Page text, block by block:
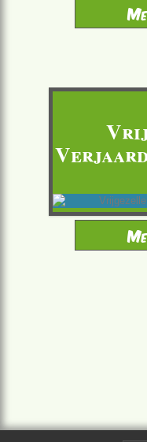
Een verjaardag
Vrijgezellen /